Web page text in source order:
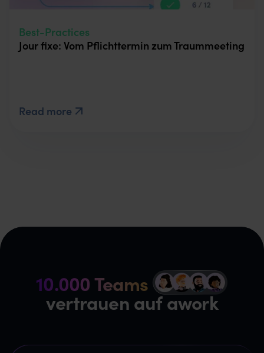
Best-Practices
Jour fixe: Vom Pflichttermin zum Traummeeting
Read more
10.000 Teams
vertrauen auf awork